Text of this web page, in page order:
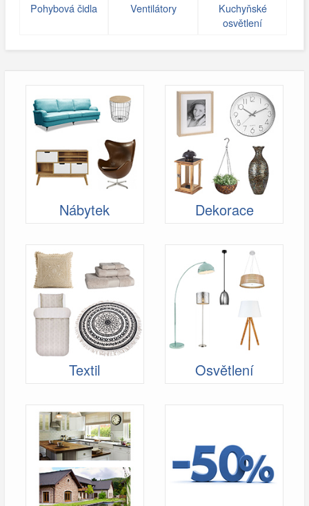
Pohybová čidla Ventilátory
Kuchyňské
osvětlení
Nábytek Dekorace
Textil Osvětlení